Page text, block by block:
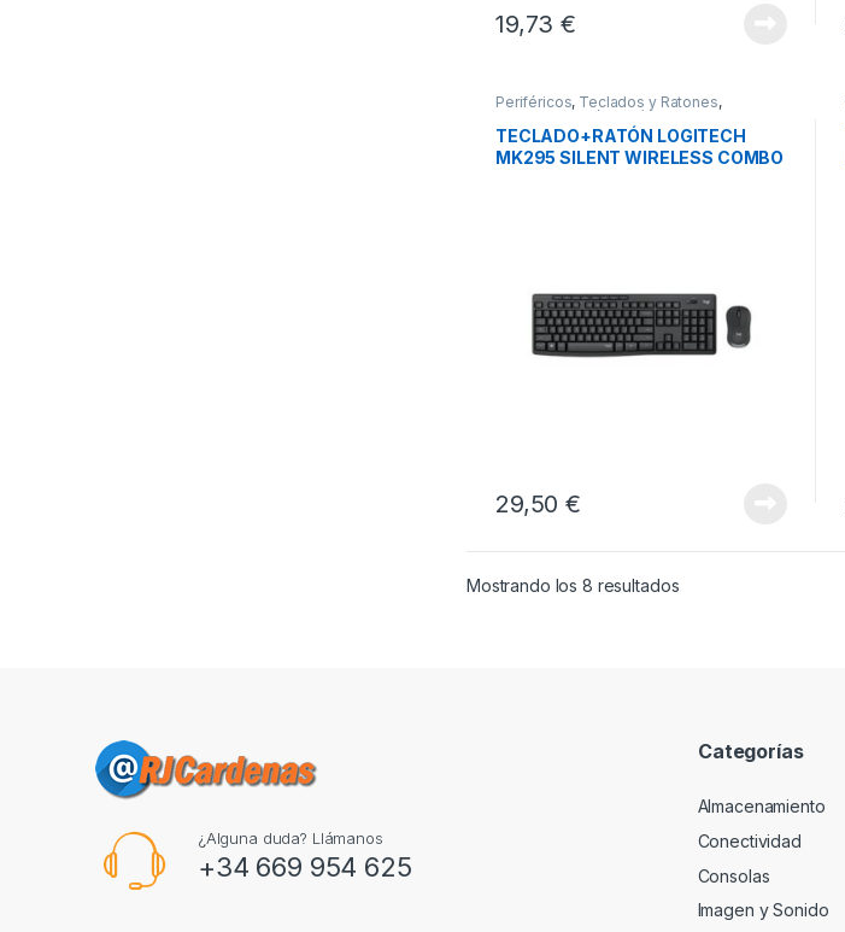
19,73€
Periféricos, Teclados y Ratones,
Teclados+Ratón Inalámbrico
TECLADO+RATÓN LOGITECH
MK295 SILENT WIRELESS COMBO
29,50€
Mostrando los 8 resultados
¿Alguna duda? Llámanos
+34 669 954 625
Categorías
Almacenamiento
Conectividad
Consolas
Imagen y Sonido